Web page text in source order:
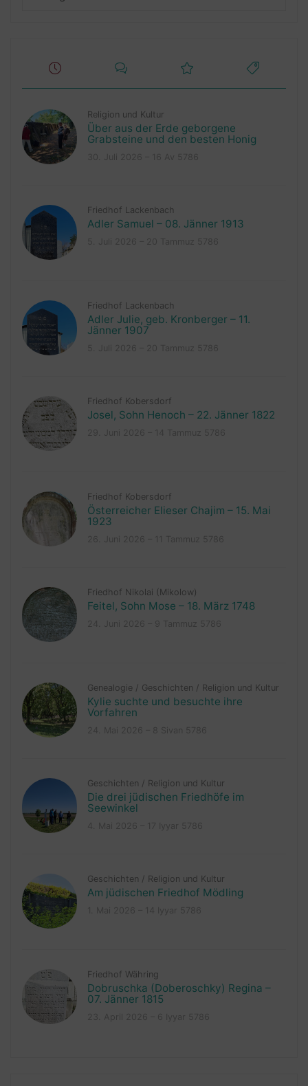
Religion und Kultur
Über aus der Erde geborgene
Grabsteine und den besten Honig
Friedhof Lackenbach
Adler Samuel – 08. Jänner 1913
Friedhof Lackenbach
Adler Julie, geb. Kronberger – 11.
Jänner 1907
Friedhof Kobersdorf
Josel, Sohn Henoch – 22. Jänner 1822
Friedhof Kobersdorf
Österreicher Elieser Chajim – 15. Mai
1923
Friedhof Nikolai (Mikolow)
Feitel, Sohn Mose – 18. März 1748
Genealogie / Geschichten / Religion und Kultur
Kylie suchte und besuchte ihre
Vorfahren
Geschichten / Religion und Kultur
Die drei jüdischen Friedhöfe im
Seewinkel
Geschichten / Religion und Kultur
Am jüdischen Friedhof Mödling
Friedhof Währing
Dobruschka (Doberoschky) Regina –
07. Jänner 1815